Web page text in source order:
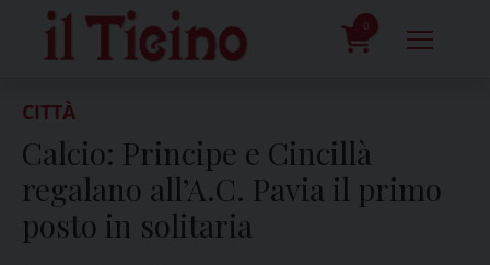
content
0
CITTÀ
Calcio: Principe e Cincillà
regalano all’A.C. Pavia il primo
posto in solitaria